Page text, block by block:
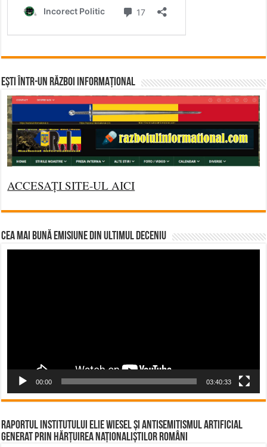
Ești într-un RĂZBOI INFORMAȚIONAL
ACCESAȚI SITE-UL AICI
CEA MAI BUNĂ EMISIUNE DIN ULTIMUL DECENIU
00:00 03:40:33
Raportul Institutului Elie Wiesel și Antisemitismul Artificial
Generat prin Hărțuirea Naționaliștilor Români